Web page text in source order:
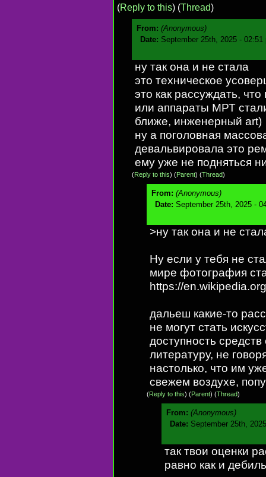
(Reply to this) (Thread)
From: (Anonymous)
Date: September 25th, 2025 - 02:51
ну так она и не стала
это техническое
это как рассуждать,
или аппараты МРТ
ближе, инженерный art)
ну а поголовная
девальвировала это
ему уже не подняться
(Reply to this) (Parent) (Thread)
From: (Anonymous)
Date: September 25th, 2025 -
>ну так она и не
Ну если у тебя не
мире фотография
https://
дальеш какие-то
не могут стать
доступность
литературу, не
настолько, что им
свежем воздухе,
(Reply to this) (Parent) (Thread)
From: (Anonymous)
Date: September 25th,
так твои оценки
равно как и